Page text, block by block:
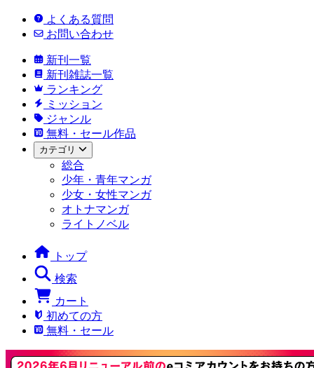
よくある質問
お問い合わせ
新刊一覧
新刊雑誌一覧
ランキング
ミッション
ジャンル
無料・セール作品
カテゴリ
総合
少年・青年マンガ
少女・女性マンガ
オトナマンガ
ライトノベル
トップ
検索
カート
初めての方
無料・セール